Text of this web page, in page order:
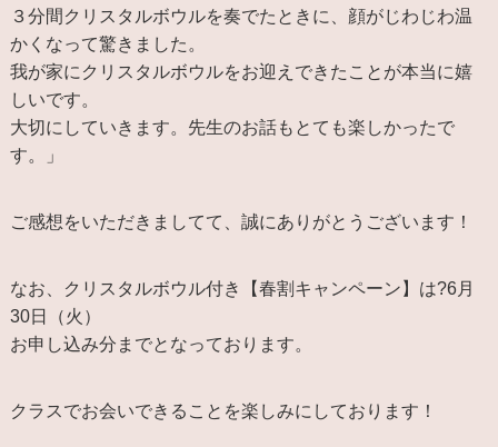
３分間クリスタルボウルを奏でたときに、顔がじわじわ温
かくなって驚きました。
我が家にクリスタルボウルをお迎えできたことが本当に嬉
しいです。
大切にしていきます。先生のお話もとても楽しかったで
す。」
ご感想をいただきましてて、誠にありがとうございます！
なお、クリスタルボウル付き【春割キャンペーン】は?6月
30日（火）
お申し込み分までとなっております。
クラスでお会いできることを楽しみにしております！